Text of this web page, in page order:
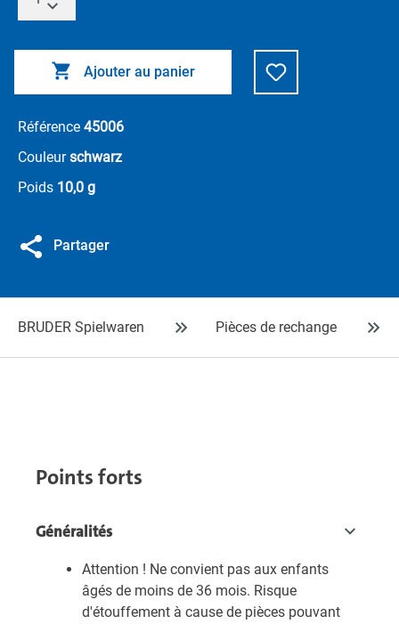
Ajouter au panier
Référence 45006
Couleurschwarz
Poids 10,0 g
Partager
BRUDER Spielwaren Pièces de rechange
Points forts
Généralités
Attention ! Ne convient pas aux enfants
âgés de moins de 36 mois. Risque
d'étouffement à cause de pièces pouvant